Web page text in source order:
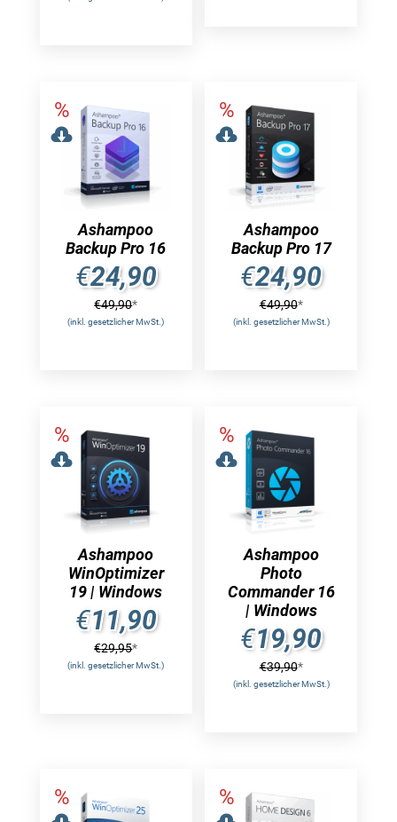
Ashampoo
Backup Pro 16
€24,90
€49,90*
(inkl. gesetzlicher MwSt.)
Ashampoo
Backup Pro 17
€24,90
€49,90*
(inkl. gesetzlicher MwSt.)
Ashampoo
WinOptimizer
19 | Windows
€11,90
€29,95*
(inkl. gesetzlicher MwSt.)
Ashampoo
Photo
Commander 16
| Windows
€19,90
€39,90*
(inkl. gesetzlicher MwSt.)